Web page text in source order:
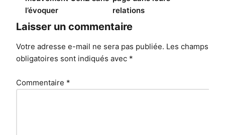
l’évoquer
relations
Laisser un commentaire
Votre adresse e-mail ne sera pas publiée. Les champs
obligatoires sont indiqués avec *
Commentaire *